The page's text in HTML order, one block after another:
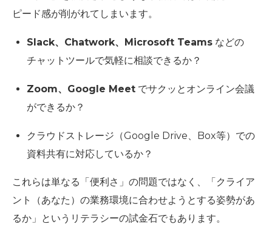
ピード感が削がれてしまいます。
Slack、Chatwork、Microsoft Teams などの
チャットツールで気軽に相談できるか？
Zoom、Google Meet でサクッとオンライン会議
ができるか？
クラウドストレージ（Google Drive、Box等）での
資料共有に対応しているか？
これらは単なる「便利さ」の問題ではなく、
「クライア
ント（あなた）の業務環境に合わせようとする姿勢があ
るか」 というリテラシーの試金石でもあります。